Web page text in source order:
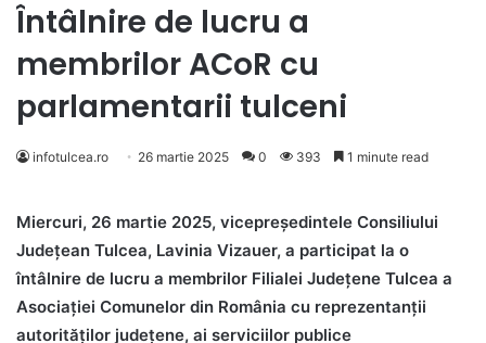
Întâlnire de lucru a
membrilor ACoR cu
parlamentarii tulceni
infotulcea.ro 26 martie 2025 0 393 1 minute read
Miercuri, 26 martie 2025, vicepreședintele Consiliului
Județean Tulcea, Lavinia Vizauer, a participat la o
întâlnire de lucru a membrilor Filialei Județene Tulcea a
Asociației Comunelor din România cu reprezentanții
autorităților județene, ai serviciilor publice